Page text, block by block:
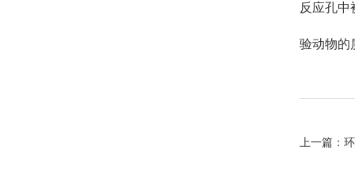
反应孔中
验动物的
上一篇：